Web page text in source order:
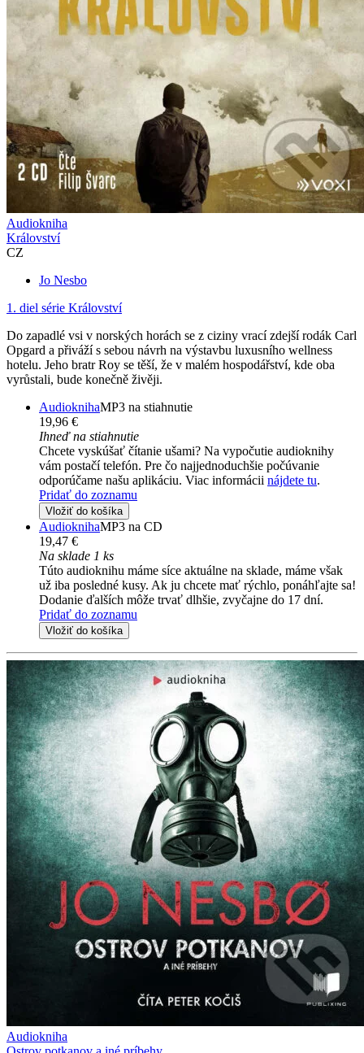
Audiokniha
Království
CZ
Jo Nesbo
1. diel série Království
Do zapadlé vsi v norských horách se z ciziny vrací zdejší rodák Carl
Opgard a přiváží s sebou návrh na výstavbu luxusního wellness
hotelu. Jeho bratr Roy se těší, že v malém hospodářství, kde oba
vyrůstali, bude konečně živěji.
AudioknihaMP3 na stiahnutie
19,96 €
Ihneď na stiahnutie
Chcete vyskúšať čítanie ušami? Na vypočutie audioknihy
vám postačí telefón. Pre čo najjednoduchšie počúvanie
odporúčame našu aplikáciu. Viac informácii nájdete tu.
Pridať do zoznamu
Vložiť do košíka
AudioknihaMP3 na CD
19,47 €
Na sklade 1 ks
Túto audioknihu máme síce aktuálne na sklade, máme však
už iba posledné kusy. Ak ju chcete mať rýchlo, ponáhľajte sa!
Dodanie ďalších môže trvať dlhšie, zvyčajne do 17 dní.
Pridať do zoznamu
Vložiť do košíka
Audiokniha